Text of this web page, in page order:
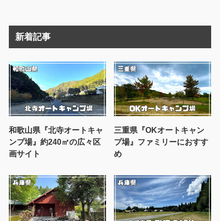
新着記事
和歌山県『北寺オートキャ
ンプ場』約240㎡の広々区
画サイト
三重県『OKオートキャン
プ場』ファミリーにおすす
め